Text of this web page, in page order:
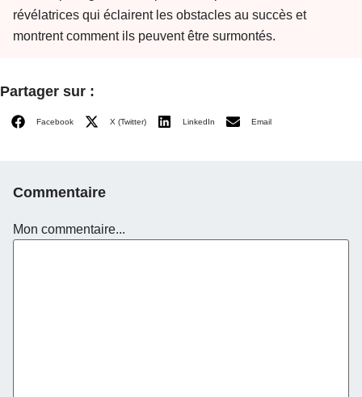
révélatrices qui éclairent les obstacles au succès et
montrent comment ils peuvent être surmontés.
Partager sur :
Facebook X (Twitter) LinkedIn Email
Commentaire
Mon commentaire...